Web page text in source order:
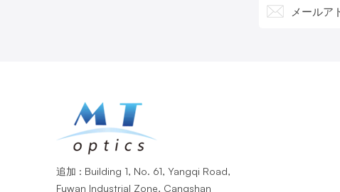
追加 : Building 1, No. 61, Yangqi Road,
Fuwan Industrial Zone, Cangshan